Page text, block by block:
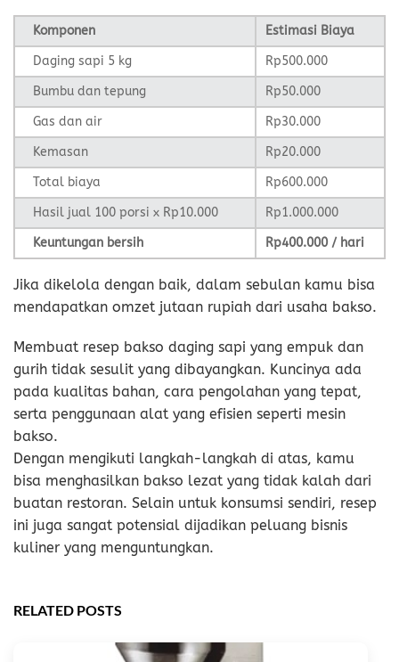
Komponen
Estimasi Biaya
Daging sapi 5 kg
Rp500.000
Bumbu dan tepung
Rp50.000
Gas dan air
Rp30.000
Kemasan
Rp20.000
Total biaya
Rp600.000
Hasil jual 100 porsi x Rp10.000
Rp1.000.000
Keuntungan bersih
Rp400.000 / hari
Jika dikelola dengan baik, dalam sebulan kamu bisa
mendapatkan omzet jutaan rupiah dari usaha bakso.
Membuat resep bakso daging sapi yang empuk dan
gurih tidak sesulit yang dibayangkan. Kuncinya ada
pada kualitas bahan, cara pengolahan yang tepat,
serta penggunaan alat yang efisien seperti mesin
bakso.
Dengan mengikuti langkah-langkah di atas, kamu
bisa menghasilkan bakso lezat yang tidak kalah dari
buatan restoran. Selain untuk konsumsi sendiri, resep
ini juga sangat potensial dijadikan peluang bisnis
kuliner yang menguntungkan.
RELATED POSTS